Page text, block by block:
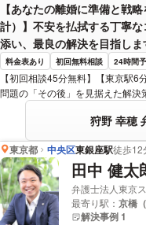
【あなたの離婚に準備と戦
計）】不安を払拭する丁寧
添い、最良の解決を目指しま
料金表あり 初回無料相談 24時間
【初回相談45分無料】【東京駅6
問題の「その後」を見据えた解決
狩野 幸穂
東京都 中央区東銀座駅徒歩12
田中 健太
弁護士法人東京
最寄り駅： 京橋
解決事例 1